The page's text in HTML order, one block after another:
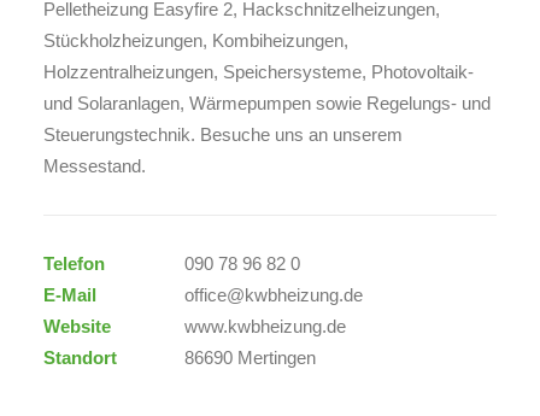
Pelletheizung Easyfire 2, Hackschnitzelheizungen,
Stückholzheizungen, Kombiheizungen,
Holzzentralheizungen, Speichersysteme, Photovoltaik-
und Solaranlagen, Wärmepumpen sowie Regelungs- und
Steuerungstechnik. Besuche uns an unserem
Messestand.
Telefon
090 78 96 82 0
E-Mail
office@kwbheizung.de
Website
www.kwbheizung.de
Standort
86690 Mertingen